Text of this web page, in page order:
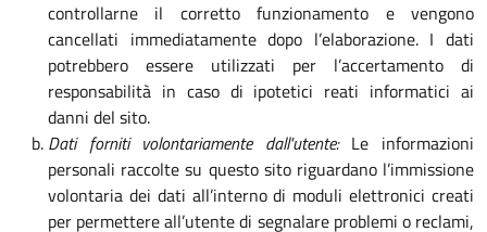
controllarne il corretto funzionamento e vengono
cancellati immediatamente dopo l’elaborazione. I dati
potrebbero essere utilizzati per l’accertamento di
responsabilità in caso di ipotetici reati informatici ai
danni del sito.
Dati forniti volontariamente dall'utente: Le informazioni
personali raccolte su questo sito riguardano l’immissione
volontaria dei dati all’interno di moduli elettronici creati
per permettere all’utente di segnalare problemi o reclami,